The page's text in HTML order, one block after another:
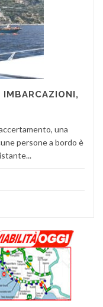
IMBARCAZIONI,
una
persone a bordo è